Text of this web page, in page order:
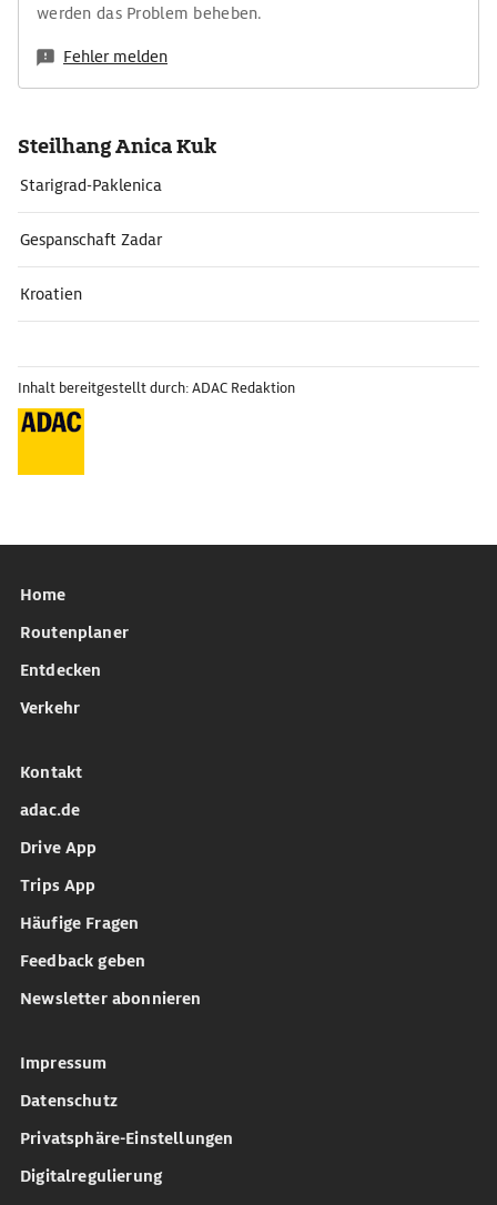
werden das Problem beheben.
Fehler melden
Steilhang Anica Kuk
Starigrad-Paklenica
Gespanschaft Zadar
Kroatien
Inhalt bereitgestellt durch: ADAC Redaktion
Home
Routenplaner
Entdecken
Verkehr
Kontakt
adac.de
Drive App
Trips App
Häufige Fragen
Feedback geben
Newsletter abonnieren
Impressum
Datenschutz
Privatsphäre-Einstellungen
Digitalregulierung